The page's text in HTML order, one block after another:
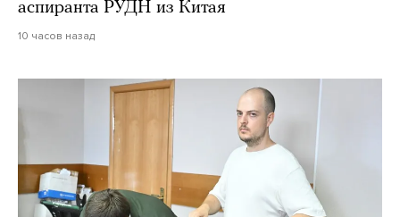
аспиранта РУДН из Китая
10 часов назад